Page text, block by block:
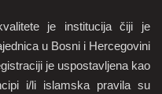
je institucija čiji je
u Bosni i Hercegovini
je uspostavljena kao
i/li islamska pravila su